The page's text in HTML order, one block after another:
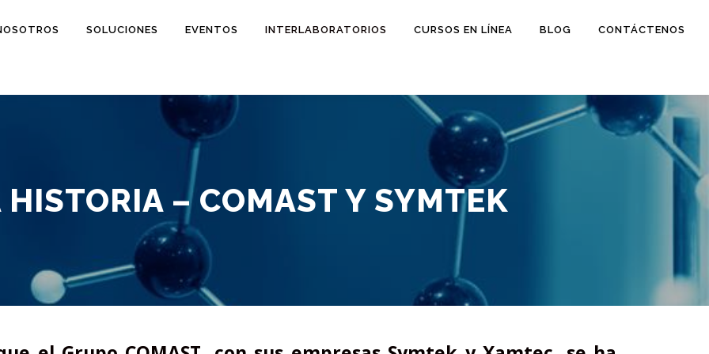
SOLUCIONES EVENTOS INTERLABORATORIOS CURSOS EN LÍNEA BLOG CONTÁCTENOS
HISTORIA – COMAST Y SYMTEK